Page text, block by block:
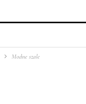
Modne szale